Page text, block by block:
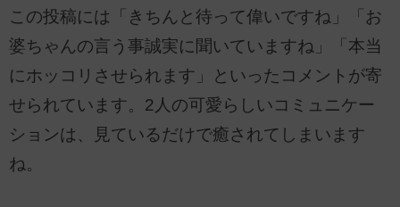
この投稿には「きちんと待って偉いですね」「お
婆ちゃんの言う事誠実に聞いていますね」「本当
にホッコリさせられます」といったコメントが寄
せられています。2人の可愛らしいコミュニケー
ションは、見ているだけで癒されてしまいます
ね。